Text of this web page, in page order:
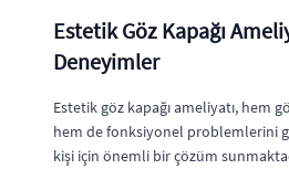
Estetik Göz Kapağı
Deneyimler
Estetik göz kapağı ameliyatı, hem
hem de fonksiyonel problemlerini
kişi için önemli bir çözüm